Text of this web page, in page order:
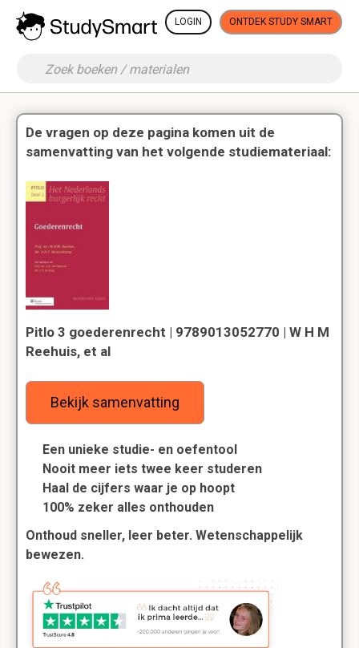
LOGIN ONTDEK STUDY SMART
De vragen op deze pagina komen uit de
samenvatting van het volgende studiemateriaal:
Pitlo 3 goederenrecht | 9789013052770 | W H M
Reehuis, et al
Bekijk samenvatting
Een unieke studie- en oefentool
Nooit meer iets twee keer studeren
Haal de cijfers waar je op hoopt
100% zeker alles onthouden
Onthoud sneller, leer beter. Wetenschappelijk
bewezen.